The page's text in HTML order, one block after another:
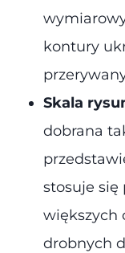
kontury
Skala
dobrana
stosuje się
większych
drobnych